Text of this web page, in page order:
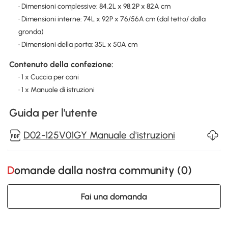
• Dimensioni complessive: 84.2L x 98.2P x 82A cm
• Dimensioni interne: 74L x 92P x 76/56A cm (dal tetto/ dalla
gronda)
• Dimensioni della porta: 35L x 50A cm
Contenuto della confezione:
• 1 x Cuccia per cani
• 1 x Manuale di istruzioni
Guida per l'utente
D02-125V01GY Manuale d'istruzioni
Domande dalla nostra community (0)
Fai una domanda